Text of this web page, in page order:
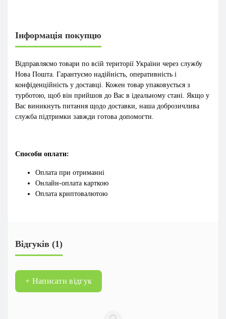
Інформація покупцю
Відправляємо товари по всій території України через службу
Нова Пошта. Гарантуємо надійність, оперативність і
конфіденційність у доставці. Кожен товар упаковується з
турботою, щоб він прийшов до Вас в ідеальному стані. Якщо у
Вас виникнуть питання щодо доставки, наша доброзичлива
служба підтримки завжди готова допомогти.
Способи оплати:
Оплата при отриманні
Онлайн-оплата карткою
Оплата криптовалютою
Відгуків (1)
+ Написати відгук